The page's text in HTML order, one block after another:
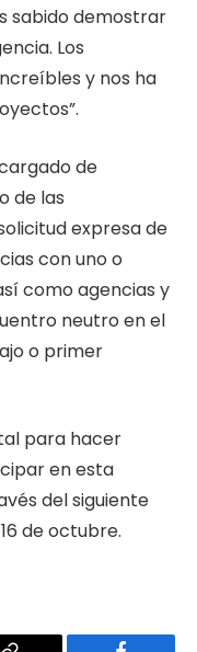
sabido demostrar
Los
y nos ha
de
de las
expresa de
con uno o
como agencias y
neutro en el
o primer
para hacer
en esta
del siguiente
de octubre.